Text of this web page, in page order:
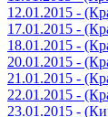
12.01.2015 -
17.01.2015 -
18.01.2015 -
20.01.2015 -
21.01.2015 -
22.01.2015 -
23.01.2015 -